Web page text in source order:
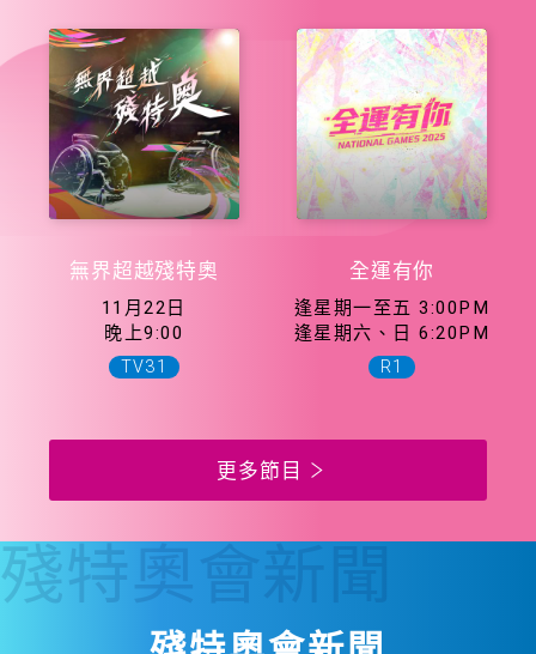
無界超越殘特奧
11月22日
晚上9:00
TV31
全運有你
逢星期一至五 3:00PM
逢星期六、日 6:20PM
R1
更多節目
殘特奧會